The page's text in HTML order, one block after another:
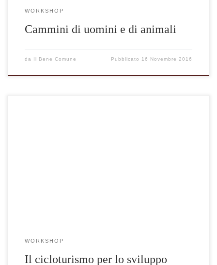
WORKSHOP
Cammini di uomini e di animali
da Il Bene Comune Pubblicato 16 Novembre 2016
WORKSHOP
Il cicloturismo per lo sviluppo